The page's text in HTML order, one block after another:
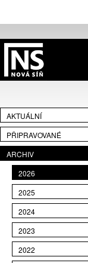
AKTUÁLNÍ
PŘIPRAVOVANÉ
ARCHIV
2026
2025
2024
2023
2022